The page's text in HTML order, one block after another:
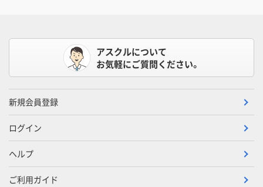
アスクルについて
お気軽にご質問ください。
新規会員登録
ログイン
ヘルプ
ご利用ガイド